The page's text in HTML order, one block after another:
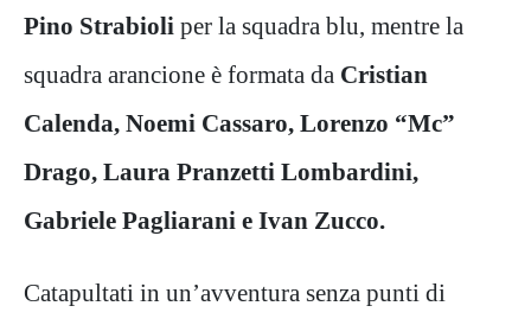
Pino Strabioli per la squadra blu, mentre la
squadra arancione è formata da Cristian
Calenda, Noemi Cassaro, Lorenzo “Mc”
Drago, Laura Pranzetti Lombardini,
Gabriele Pagliarani e Ivan Zucco.
Catapultati in un’avventura senza punti di